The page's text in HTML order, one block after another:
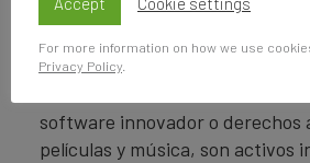
marcas las herramientas y
necesarias para facilitar esa
fomentar el crecimiento. Una
software innovador o derechos
películas y música, son activos
For more information on how we use
Privacy Policy.